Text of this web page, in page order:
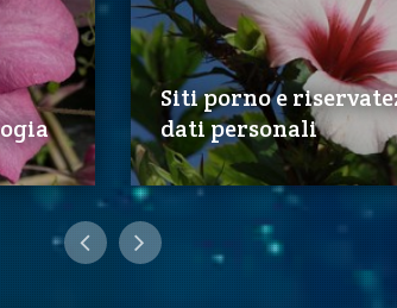
Siti porno e
dati personali